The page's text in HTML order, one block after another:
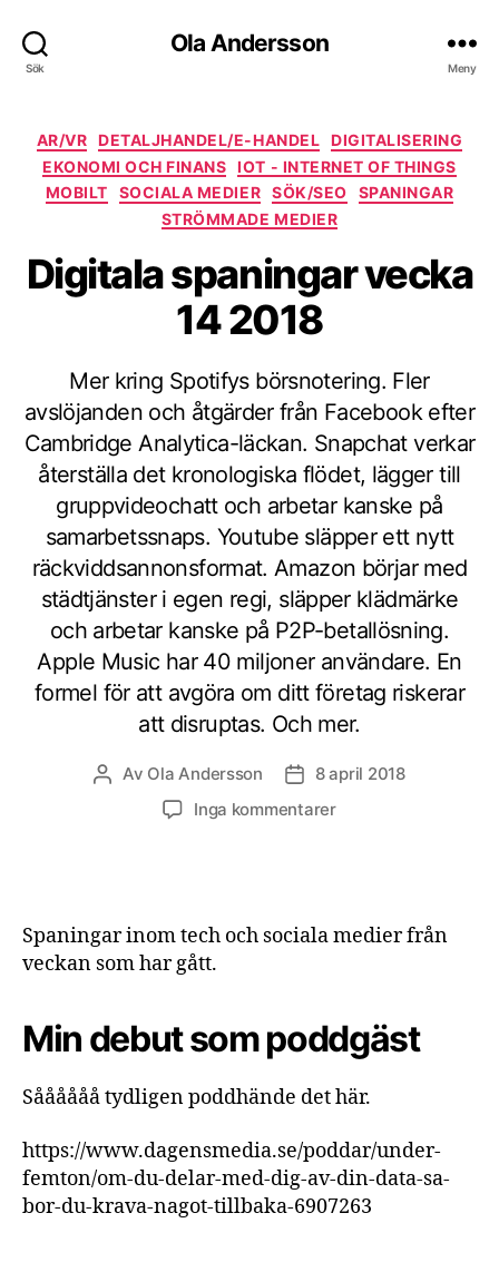
Sök
Ola Andersson
Meny
Kategorier
AR/VR DETALJHANDEL/E-HANDEL DIGITALISERING
EKONOMI OCH FINANS
IOT - INTERNET OF THINGS
MOBILT
SOCIALA MEDIER SÖK/SEO
SPANINGAR
STRÖMMADE MEDIER
Digitala spaningar vecka
14 2018
Mer kring Spotifys börsnotering. Fler
avslöjanden och åtgärder från Facebook efter
Cambridge Analytica-läckan. Snapchat verkar
återställa det kronologiska flödet, lägger till
gruppvideochatt och arbetar kanske på
samarbetssnaps. Youtube släpper ett nytt
räckviddsannonsformat. Amazon börjar med
städtjänster i egen regi, släpper klädmärke
och arbetar kanske på P2P-betallösning.
Apple Music har 40 miljoner användare. En
formel för att avgöra om ditt företag riskerar
att disruptas. Och mer.
Inläggsförfattare
Av Ola Andersson Inläggsdatum
8 april 2018
Inga kommentarertill
2018
Spaningar inom tech och sociala medier från
veckan som har gått.
Min debut som poddgäst
Såååååå tydligen poddhände det här.
https://www.dagensmedia.se/poddar/under-
femton/om-du-delar-med-dig-av-din-data-sa-
bor-du-krava-nagot-tillbaka-6907263